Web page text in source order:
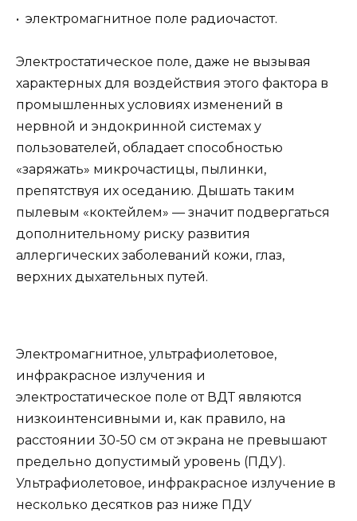
• электромагнитное поле радиочастот.
Электростатическое поле, даже не вызывая
характерных для воздействия этого фактора в
промышленных условиях изменений в
нервной и эндокринной системах у
пользователей, обладает способностью
«заряжать» микрочастицы, пылинки,
препятствуя их оседанию. Дышать таким
пылевым «коктейлем» — значит подвергаться
дополнительному риску развития
аллергических заболеваний кожи, глаз,
верхних дыхательных путей.
Электромагнитное, ультрафиолетовое,
инфракрасное излучения и
электростатическое поле от ВДТ являются
низкоинтенсивными и, как правило, на
расстоянии 30-50 см от экрана не превышают
предельно допустимый уровень (ПДУ).
Ультрафиолетовое, инфракрасное излучение в
несколько десятков раз ниже ПДУ